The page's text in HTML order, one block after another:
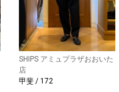
SHIPS アミュプラザおおいた
店
甲斐 / 172